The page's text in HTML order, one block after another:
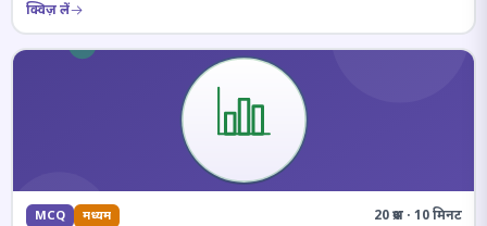
क्विज़ लें
MCQ मध्यम 20 प्रश्न · 10 मिनट